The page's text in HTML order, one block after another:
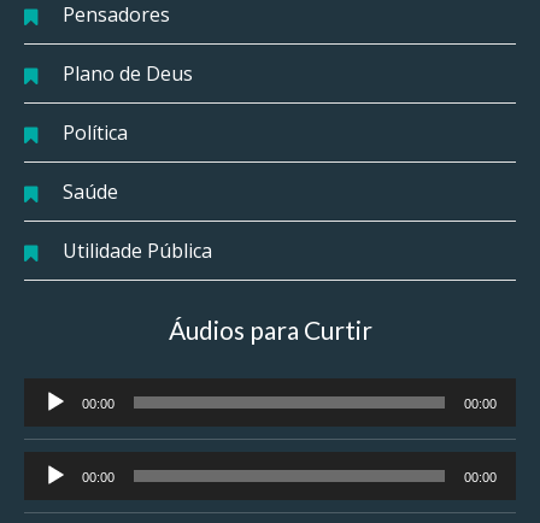
Pensadores
Plano de Deus
Política
Saúde
Utilidade Pública
Áudios para Curtir
Tocador
de
áudio
00:00 00:00
Tocador
de
00:00 00:00